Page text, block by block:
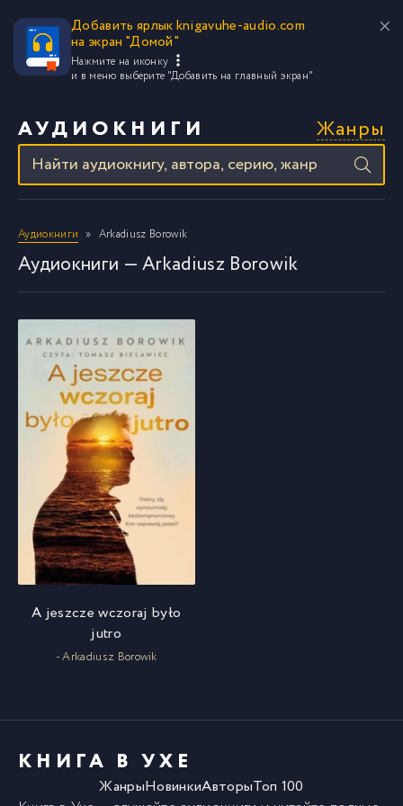
Добавить ярлык knigavuhe-audio.com
на экран "Домой"
Нажмите на иконку
и в меню выберите "Добавить на главный экран"
АУДИОКНИГИ Жанры
Аудиокниги Arkadiusz Borowik
Аудиокниги — Arkadiusz Borowik
A jeszcze wczoraj było
jutro
- Arkadiusz Borowik
КНИГА В УХЕ
ЖанрыНовинкиАвторыТоп 100